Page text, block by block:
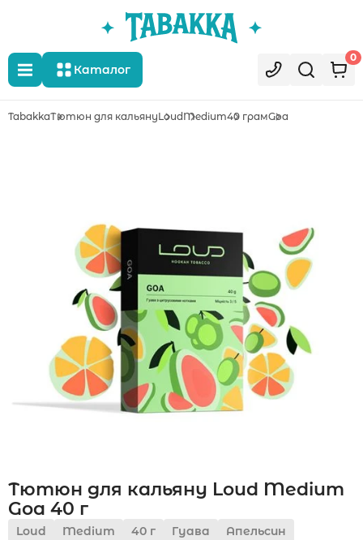
Каталог
0
Укр
TabakkaТютюн для кальянуLoud Medium40 грамGoa
Тютюн для кальяну Loud Medium
Goa 40 г
Loud Medium 40 г Гуава
Апельсин